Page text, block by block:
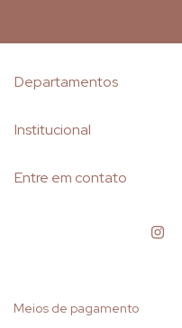
Departamentos
Institucional
Entre em contato
Meios de pagamento